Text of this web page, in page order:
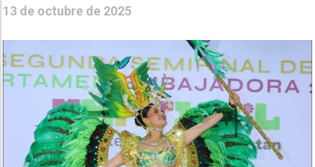
13 de octubre de 2025